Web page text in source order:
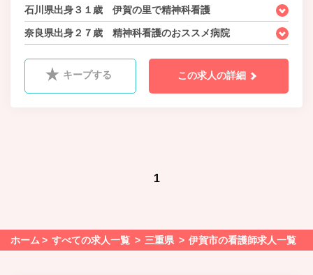
石川県出身３１歳 伊賀の里で精神科看護
奈良県出身２７歳 精神科看護のおススメ病院
キープする この求人の詳細
1
ホーム すべての求人一覧 三重県 伊賀市の看護師求人一覧